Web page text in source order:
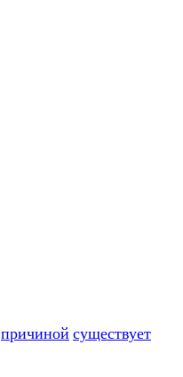
причиной существует